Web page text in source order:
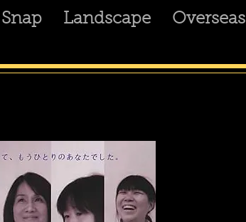
Snap Landscape Overseas